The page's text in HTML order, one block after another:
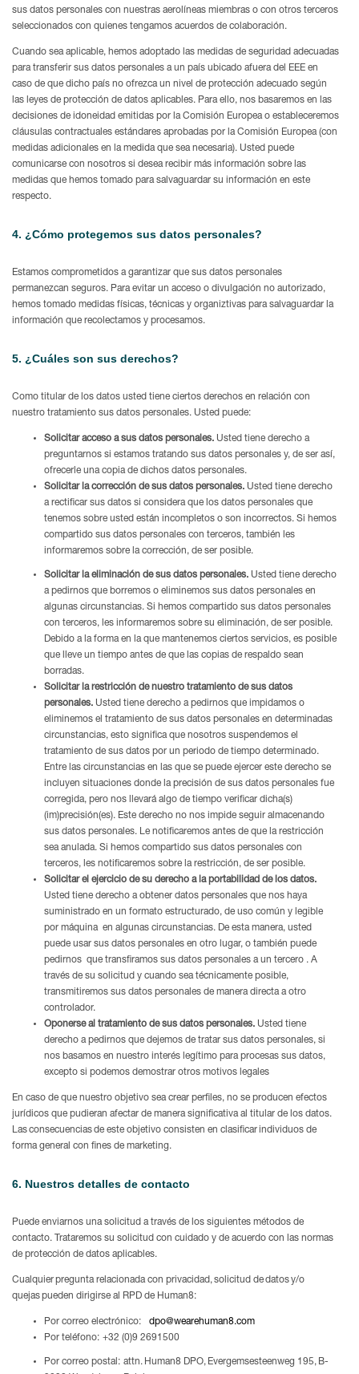
sus datos personales con nuestras aerolíneas miembras o con otros terceros
seleccionados con quienes tengamos acuerdos de colaboración.
Cuando sea aplicable, hemos adoptado las medidas de seguridad adecuadas
para transferir sus datos personales a un país ubicado afuera del EEE en
caso de que dicho país no ofrezca un nivel de protección adecuado según
las leyes de protección de datos aplicables. Para ello, nos basaremos en las
decisiones de idoneidad emitidas por la Comisión Europea o estableceremos
cláusulas contractuales estándares aprobadas por la Comisión Europea (con
medidas adicionales en la medida que sea necesaria). Usted puede
comunicarse con nosotros si desea recibir más información sobre las
medidas que hemos tomado para salvaguardar su información en este
respecto.
4. ¿Cómo protegemos sus datos personales?
Estamos comprometidos a garantizar que sus datos personales
permanezcan seguros. Para evitar un acceso o divulgación no autorizado,
hemos tomado medidas físicas, técnicas y organiztivas para salvaguardar la
información que recolectamos y procesamos.
5. ¿Cuáles son sus derechos?
Como titular de los datos usted tiene ciertos derechos en relación con
nuestro tratamiento sus datos personales. Usted puede:
Solicitar acceso a sus datos personales. Usted tiene derecho a
preguntarnos si estamos tratando sus datos personales y, de ser así,
ofrecerle una copia de dichos datos personales.
Solicitar la corrección de sus datos personales. Usted tiene derecho
a rectificar sus datos si considera que los datos personales que
tenemos sobre usted están incompletos o son incorrectos. Si hemos
compartido sus datos personales con terceros, también les
informaremos sobre la corrección, de ser posible.
Solicitar la eliminación de sus datos personales. Usted tiene derecho
a pedirnos que borremos o eliminemos sus datos personales en
algunas circunstancias. Si hemos compartido sus datos personales
con terceros, les informaremos sobre su eliminación, de ser posible.
Debido a la forma en la que mantenemos ciertos servicios, es posible
que lleve un tiempo antes de que las copias de respaldo sean
borradas.
Solicitar la restricción de nuestro tratamiento de sus datos
personales. Usted tiene derecho a pedirnos que impidamos o
eliminemos el tratamiento de sus datos personales en determinadas
circunstancias, esto significa que nosotros suspendemos el
tratamiento de sus datos por un periodo de tiempo determinado.
Entre las circunstancias en las que se puede ejercer este derecho se
incluyen situaciones donde la precisión de sus datos personales fue
corregida, pero nos llevará algo de tiempo verificar dicha(s)
(im)precisión(es). Este derecho no nos impide seguir almacenando
sus datos personales. Le notificaremos antes de que la restricción
sea anulada. Si hemos compartido sus datos personales con
terceros, les notificaremos sobre la restricción, de ser posible.
Solicitar el ejercicio de su derecho a la portabilidad de los datos.
Usted tiene derecho a obtener datos personales que nos haya
suministrado en un formato estructurado, de uso común y legible
por máquina en algunas circunstancias. De esta manera, usted
puede usar sus datos personales en otro lugar, o también puede
pedirnos que transfiramos sus datos personales a un tercero . A
través de su solicitud y cuando sea técnicamente posible,
transmitiremos sus datos personales de manera directa a otro
controlador.
Oponerse al tratamiento de sus datos personales. Usted tiene
derecho a pedirnos que dejemos de tratar sus datos personales, si
nos basamos en nuestro interés legítimo para procesas sus datos,
excepto si podemos demostrar otros motivos legales
En caso de que nuestro objetivo sea crear perfiles, no se producen efectos
jurídicos que pudieran afectar de manera significativa al titular de los datos.
Las consecuencias de este objetivo consisten en clasificar individuos de
forma general con fines de marketing.
6. Nuestros detalles de contacto
Puede enviarnos una solicitud a través de los siguientes métodos de
contacto. Trataremos su solicitud con cuidado y de acuerdo con las normas
de protección de datos aplicables.
Cualquier pregunta relacionada con privacidad, solicitud de datos y/o
quejas pueden dirigirse al RPD de Human8:
Por correo electrónico:
dpo@wearehuman8.com
Por teléfono: +32 (0)9 2691500
Por correo postal: attn. Human8 DPO, Evergemsesteenweg 195, B-